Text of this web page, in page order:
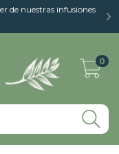
de nuestras infusiones
0